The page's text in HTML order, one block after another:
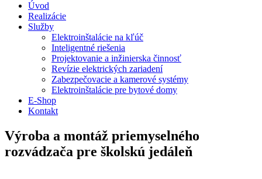
Úvod
Realizácie
Služby
Elektroinštalácie na kľúč
Inteligentné riešenia
Projektovanie a inžinierska činnosť
Revízie elektrických zariadení
Zabezpečovacie a kamerové systémy
Elektroinštalácie pre bytové domy
E-Shop
Kontakt
Výroba a montáž priemyselného
rozvádzača pre školskú jedáleň